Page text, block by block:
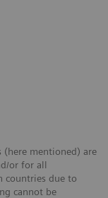
(here mentioned) are
or for all
countries due to
cannot be